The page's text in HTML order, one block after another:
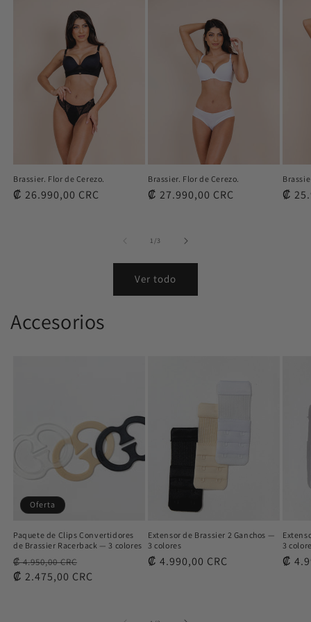
Brassier. Flor de Cerezo.
Precio
₡ 26.990,00 CRC
Brassier. Flor de Cerezo.
Precio
₡ 27.990,00 CRC ₡
1 /de
3
Ver todo
Accesorios
Oferta
Paquete de Clips Convertidores
de Brassier Racerback — 3 colores
Precio
habitual
₡ 4.950,00 CRC
de
₡ 2.475,00 CRC
Extensor de Brassier 2 Ganchos —
3 colores
Precio
₡ 4.990,00 CRC
3
₡